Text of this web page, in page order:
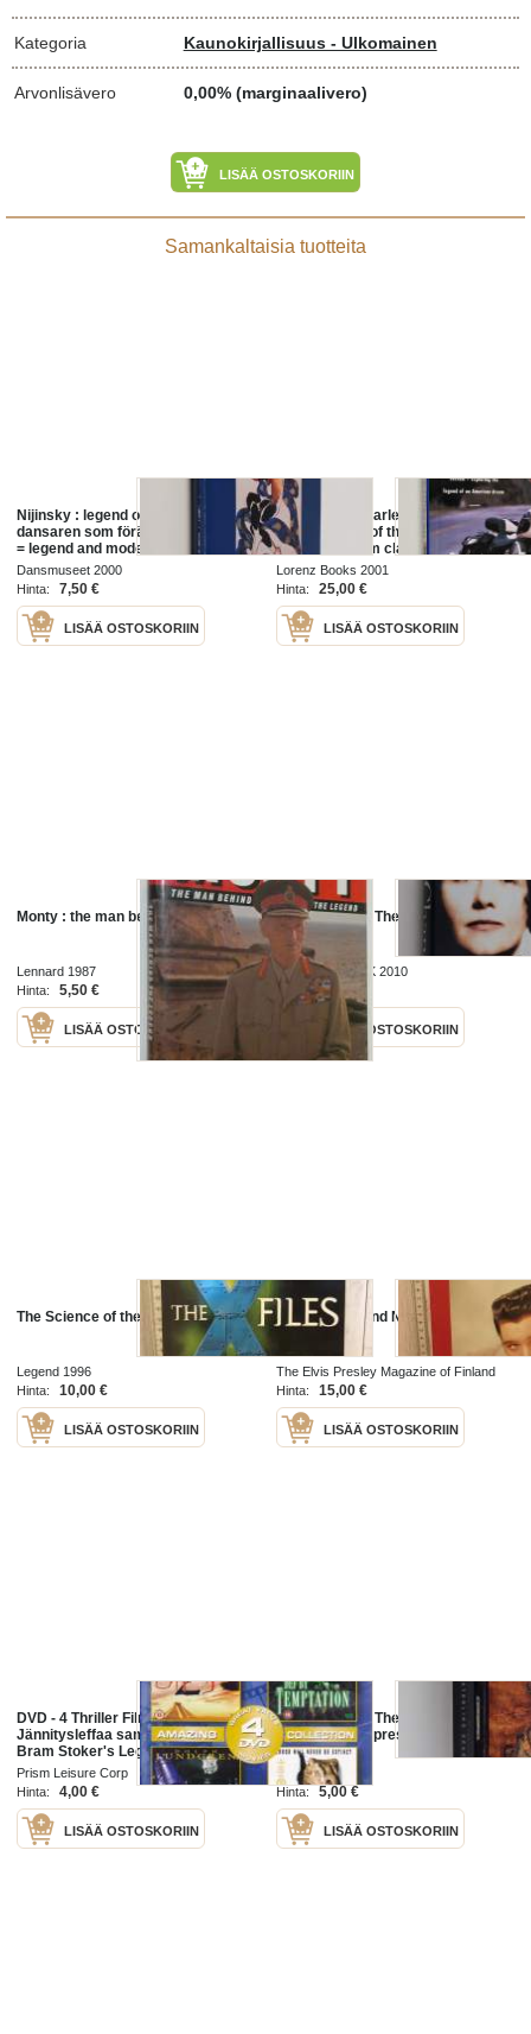
Kategoria Kaunokirjallisuus - Ulkomainen
Arvonlisävero 0,00% (marginaalivero)
LISÄÄ OSTOSKORIIN
Samankaltaisia tuotteita
Nijinsky : legend och modernist :
dansaren som förändrade världen
= legend and modernist - the
dancer who changed the world
Dansmuseet 2000
Hinta:
7,50 €
LISÄÄ OSTOSKORIIN
The ultimate Harley-Davidson : an
encyclopedia of the definitite
motorbike from classic to custom -
exploring the legend of an
American dream
Lorenz Books 2001
Hinta:
25,00 €
LISÄÄ OSTOSKORIIN
Monty : the man behind the legend
Lennard 1987
Hinta:
5,50 €
LISÄÄ OSTOSKORIIN
Coco Chanel - The Legend and the
Life
HarperCollins UK 2010
Hinta:
13,50 €
LISÄÄ OSTOSKORIIN
The Science of the X-Files
Legend 1996
Hinta:
10,00 €
LISÄÄ OSTOSKORIIN
Elvis the Legend N:o 1/1991
The Elvis Presley Magazine of Finland
1991
Hinta: 15,00 €
LISÄÄ OSTOSKORIIN
DVD - 4 Thriller Films - 4
Jännitysleffaa samassa paketissa:
Bram Stoker's Legend of the
Mummy; Def By Temptation; The
Peacekeeper; Primal Species. Vain
englanniksi
Prism Leisure Corp
Hinta:
4,00 €
LISÄÄ OSTOSKORIIN
Dragon Lady - The Life and Legend
of the Last Empress of China
Papermac 1992
Hinta:
5,00 €
LISÄÄ OSTOSKORIIN